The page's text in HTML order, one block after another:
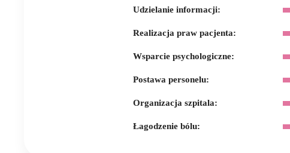
Udzielanie informacji:
Realizacja praw pacjenta:
Wsparcie psychologiczne:
Postawa personelu:
Organizacja szpitala:
Łagodzenie bólu: